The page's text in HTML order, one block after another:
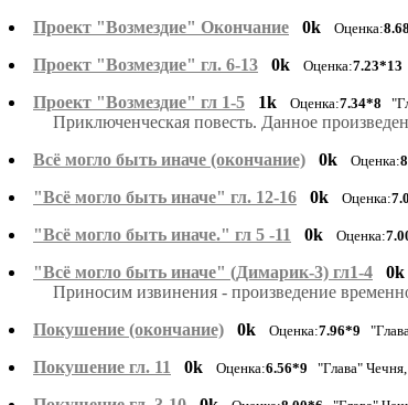
Проект "Возмездие" Окончание
0k Оценка:
Проект "Возмездие" гл. 6-13 0k Оценка:7.23*13
Проект "Возмездие" гл 1-5 1k Оценка:7.34*8
Приключенческая повесть. Данное
Всё могло быть иначе (окончание)
0k Оценка:
"Всё могло быть иначе" гл. 12-16 0k Оценка:
"Всё могло быть иначе." гл 5 -11 0k Оценка:
"Всё могло быть иначе" (Димарик-3) гл1-4 0k
Приносим извинения - произведение
Покушение (окончание)
0k Оценка:7.96*9
Покушение гл. 11 0k Оценка:6.56*9 "Глава"